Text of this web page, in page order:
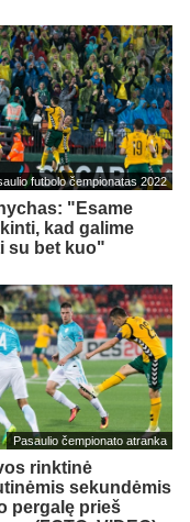
futbolo čempionatas 2022
"Esame
kad galime
su bet kuo"
Pasaulio čempionato atranka
rinktinė
sekundėmis
pergalę prieš